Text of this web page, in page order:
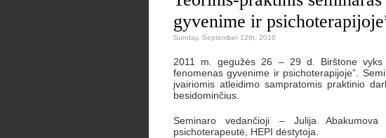
PAGRĮSTA
STRESO
gyvenime ir
Sunday, September 12th, 2010
2011 m. gegužės 26 – 29 d. Birštone vyks
fenomenas gyvenime ir psichoterapijoje”.
įvairiomis atleidimo sampratomis praktinio
besidominčius.
Seminaro vedančioji – Julija Abakumova
psichoterapeutė, HEPI dėstytoja.